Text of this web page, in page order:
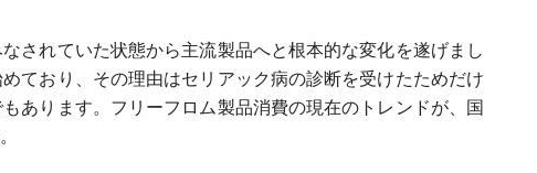
されていた状態から主流製品へと根本的な変化を遂げまし
ており、その理由はセリアック病の診断を受けたためだけ
あります。フリーフロム製品消費の現在のトレンドが、国